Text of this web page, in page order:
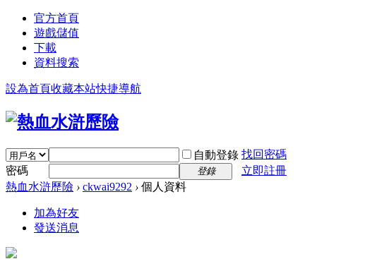
官方首頁
遊戲儲值
下載
資料搜索
設為首頁收藏本站快捷導航
自動登錄 找回密碼
密碼
登錄
立即註冊
熱血水滸歷險 › ckwai9292 › 個人資料
加為好友
發送消息